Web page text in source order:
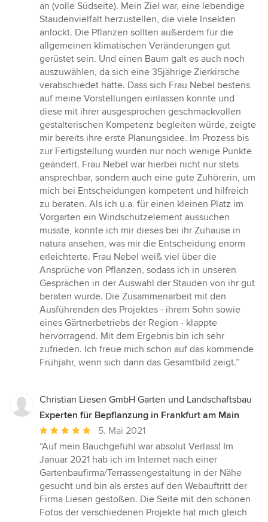
von
5
Sternen
an (volle Südseite). Mein Ziel war, eine lebendige
Staudenvielfalt herzustellen, die viele Insekten
anlockt. Die Pflanzen sollten außerdem für die
allgemeinen klimatischen Veränderungen gut
gerüstet sein. Und einen Baum galt es auch noch
auszuwählen, da sich eine 35jährige Zierkirsche
verabschiedet hatte. Dass sich Frau Nebel bestens
auf meine Vorstellungen einlassen konnte und
diese mit ihrer ausgesprochen geschmackvollen
gestalterischen Kompetenz begleiten würde, zeigte
mir bereits ihre erste Planungsidee. Im Prozess bis
zur Fertigstellung wurden nur noch wenige Punkte
geändert. Frau Nebel war hierbei nicht nur stets
ansprechbar, sondern auch eine gute Zuhörerin, um
mich bei Entscheidungen kompetent und hilfreich
zu beraten. Als ich u.a. für einen kleinen Platz im
Vorgarten ein Windschutzelement aussuchen
musste, konnte ich mir dieses bei ihr Zuhause in
natura ansehen, was mir die Entscheidung enorm
erleichterte. Frau Nebel weiß viel über die
Ansprüche von Pflanzen, sodass ich in unseren
Gesprächen in der Auswahl der Stauden von ihr gut
beraten wurde. Die Zusammenarbeit mit den
Ausführenden des Projektes - ihrem Sohn sowie
eines Gärtnerbetriebs der Region - klappte
hervorragend. Mit dem Ergebnis bin ich sehr
zufrieden. Ich freue mich schon auf das kommende
Frühjahr, wenn sich dann das Gesamtbild zeigt.”
Christian Liesen GmbH Garten und Landschaftsbau
Experten für Bepflanzung in Frankfurt am Main
Durchschnittliche
Bewertung:
5
von
5
Sternen
5. Mai 2021
“Auf mein Bauchgefühl war absolut Verlass! Im
Januar 2021 hab ich im Internet nach einer
Gartenbaufirma/Terrassengestaltung in der Nähe
gesucht und bin als erstes auf den Webauftritt der
Firma Liesen gestoßen. Die Seite mit den schönen
Fotos der verschiedenen Projekte hat mich gleich